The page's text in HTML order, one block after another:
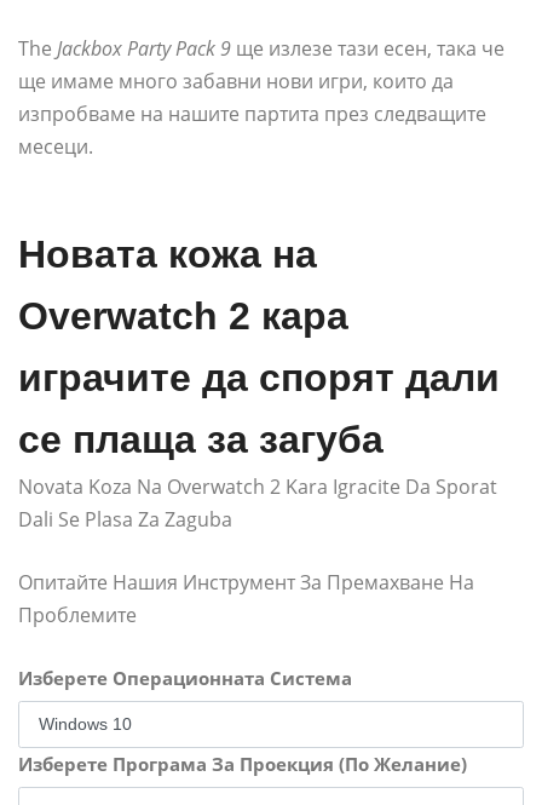
The Jackbox Party Pack 9 ще излезе тази есен, така че
ще имаме много забавни нови игри, които да
изпробваме на нашите партита през следващите
месеци.
Новата кожа на
Overwatch 2 кара
играчите да спорят дали
се плаща за загуба
Novata Koza Na Overwatch 2 Kara Igracite Da Sporat
Dali Se Plasa Za Zaguba
Опитайте Нашия Инструмент За Премахване На
Проблемите
Изберете Операционната Система
Изберете Програма За Проекция (По Желание)